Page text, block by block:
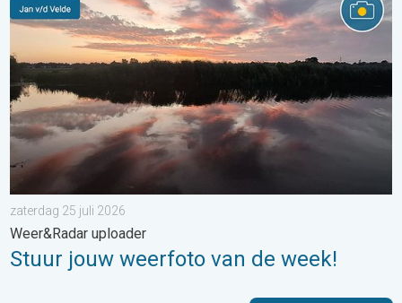
zaterdag 25 juli 2026
Weer&Radar uploader
Stuur jouw weerfoto van de week!